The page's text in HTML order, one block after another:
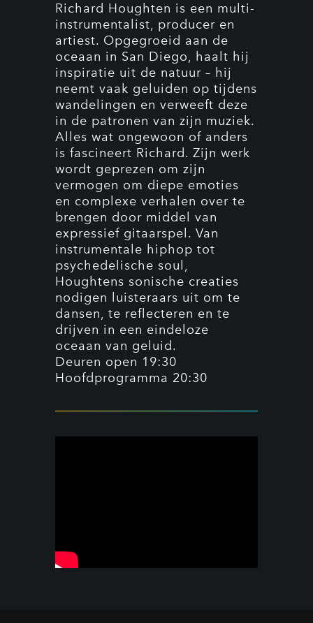
Richard Houghten is een multi-
instrumentalist, producer en
artiest. Opgegroeid aan de
oceaan in San Diego, haalt hij
inspiratie uit de natuur – hij
neemt vaak geluiden op tijdens
wandelingen en verweeft deze
in de patronen van zijn muziek.
Alles wat ongewoon of anders
is fascineert Richard. Zijn werk
wordt geprezen om zijn
vermogen om diepe emoties
en complexe verhalen over te
brengen door middel van
expressief gitaarspel. Van
instrumentale hiphop tot
psychedelische soul,
Houghtens sonische creaties
nodigen luisteraars uit om te
dansen, te reflecteren en te
drijven in een eindeloze
oceaan van geluid.
Deuren open 19:30
Hoofdprogramma 20:30